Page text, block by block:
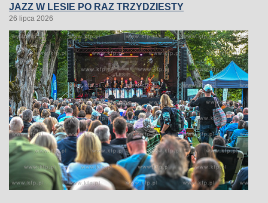
JAZZ W LESIE PO RAZ TRZYDZIESTY
26 lipca 2026